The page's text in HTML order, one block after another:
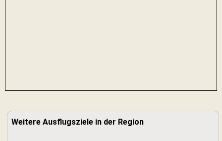
Weitere Ausflugsziele in der Region